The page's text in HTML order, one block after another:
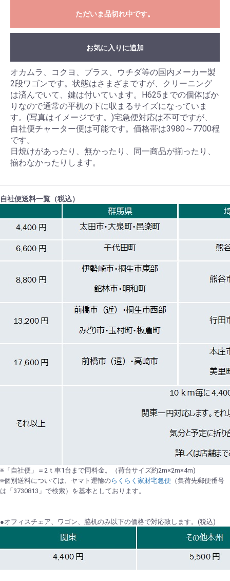
ただいま品切れ中です。
お気に入りに追加
オカムラ、コクヨ、プラス、ウチダ等の国内メーカー製
2段ワゴンです。状態はさまざまですが、クリーニング
は済んでいて、鍵は付いています。H625までの個体ばか
りなので通常の平机の下に収まるサイズになっていま
す。(写真はイメージです。)宅急便対応は不可ですが、
自社便チャーター便は可能です。価格帯は3980～7700程
です。
日焼けがあったり、無かったり、同一商品が揃ったり、
揃わなかったりします。
自社便送料一覧（税込）
※「自社便」＝2ｔ車1台まで同料金。（荷台サイズ約2m×2m×4m)
※個別送料については、ヤマト運輸のらくらく家財宅急便 （集荷先郵便番号
は「3730813」で検索）を基本としております。
●オフィスチェア、ワゴン、脇机のみ以下の価格で対応致します。(税込)